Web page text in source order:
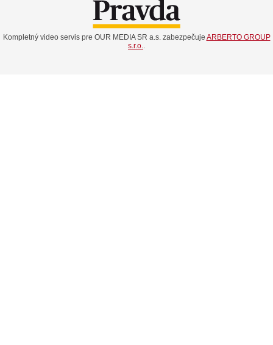
Kompletný video servis pre OUR MEDIA SR a.s. zabezpečuje ARBERTO GROUP
s.r.o..